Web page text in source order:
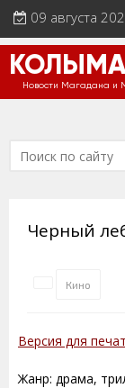
09 августа
Новости Магадана и
Черный
Кино
Версия для
Жанр: драма,